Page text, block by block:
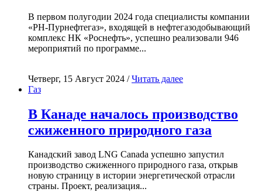
В первом полугодии 2024 года специалисты компании
«РН-Пурнефтегаз», входящей в нефтегазодобывающий
комплекс НК «Роснефть», успешно реализовали 946
мероприятий по программе...
Четверг, 15 Август 2024 /Читать далее
Газ
В Канаде началось производство
сжиженного природного газа
Канадский завод LNG Canada успешно запустил
производство сжиженного природного газа, открыв
новую страницу в истории энергетической отрасли
страны. Проект, реализация...